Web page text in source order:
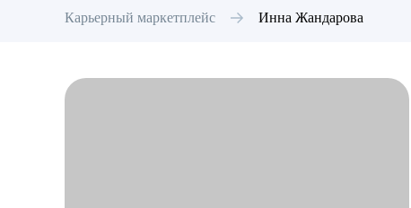
Карьерный маркетплейс Инна Жандарова